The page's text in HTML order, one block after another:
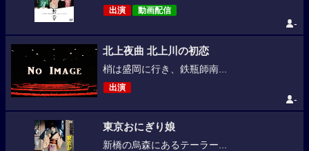
出演 動画配信
-
北上夜曲 北上川の初恋
梢は盛岡に行き、鉄瓶師南...
出演
-
東京おにぎり娘
新橋の烏森にあるテーラー...